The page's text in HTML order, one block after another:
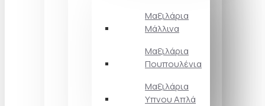
Μαξιλάρια
Μάλλινα
Μαξιλάρια
Πουπουλένια
Μαξιλάρια
Υπνου Απλά